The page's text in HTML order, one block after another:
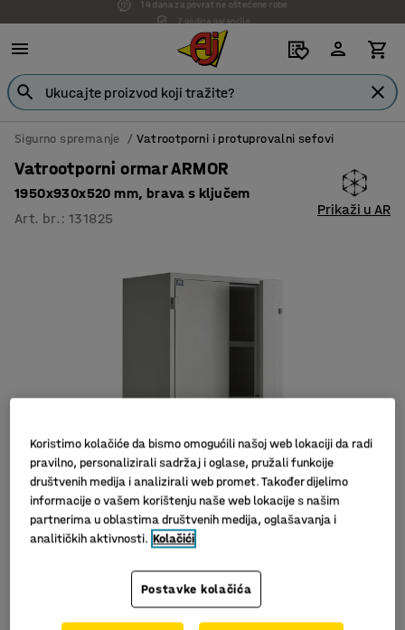
7 godina garancije
Sigurno spremanje Vatrootporni i protuprovalni sefovi
Vatrootporni ormar ARMOR
1950x930x520 mm, brava s ključem
Art. br. :131825
Prikaži u AR
Koristimo kolačiće da bismo omogućili našoj web lokaciji da radi
pravilno, personalizirali sadržaj i oglase, pružali funkcije
društvenih medija i analizirali web promet. Također dijelimo
informacije o vašem korištenju naše web lokacije s našim
partnerima u oblastima društvenih medija, oglašavanja i
analitičkih aktivnosti. Kolačići
Postavke kolačića